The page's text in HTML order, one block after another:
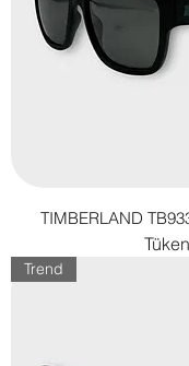
TIMBERLAND
Trend